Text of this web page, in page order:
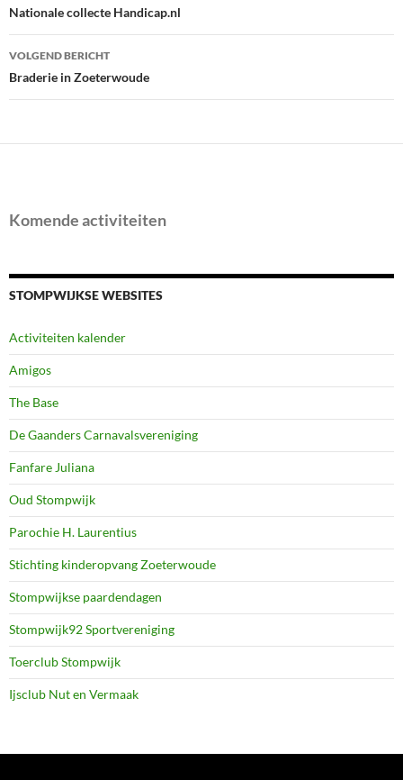
navigatie
Nationale collecte Handicap.nl
VOLGEND BERICHT
Braderie in Zoeterwoude
Komende activiteiten
STOMPWIJKSE WEBSITES
Activiteiten kalender
Amigos
The Base
De Gaanders Carnavalsvereniging
Fanfare Juliana
Oud Stompwijk
Parochie H. Laurentius
Stichting kinderopvang Zoeterwoude
Stompwijkse paardendagen
Stompwijk92 Sportvereniging
Toerclub Stompwijk
Ijsclub Nut en Vermaak